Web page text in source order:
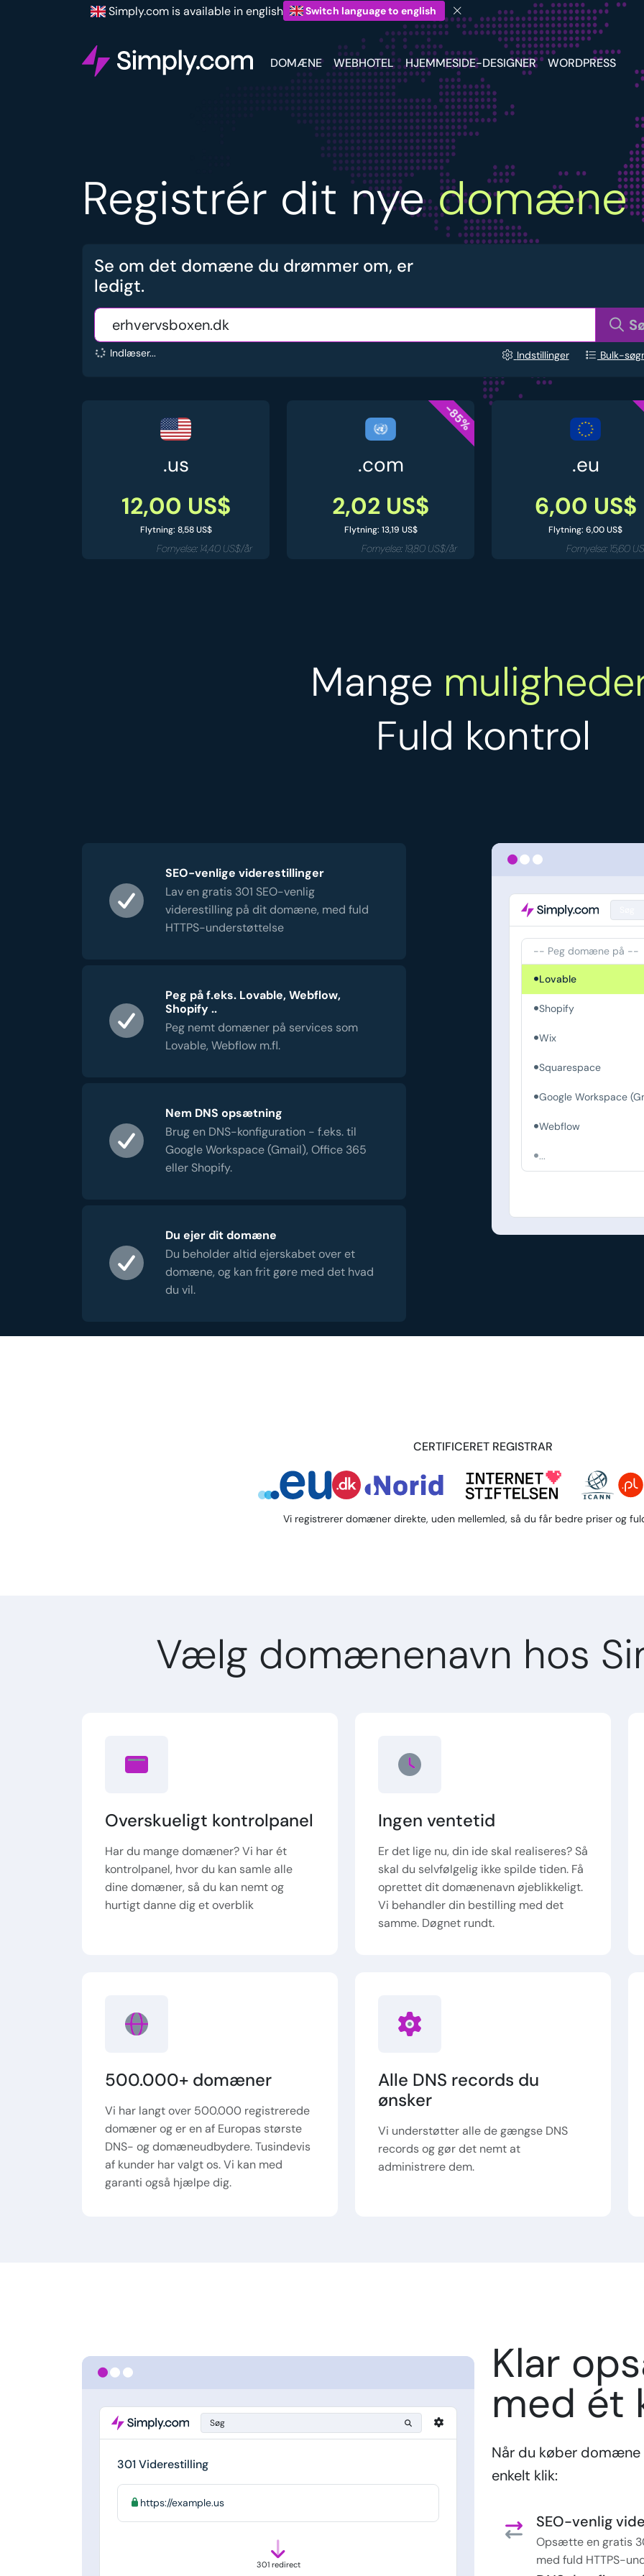
Simply.com is available in english Switch language to english
DOMÆNE WEBHOTEL HJEMMESIDE-DESIGNER WORDPRESS
Registrér dit nyedomæne
Se om det domæne du drømmer om, er
ledigt.
Indlæser... Indstillinger Bulk-
.us
12,00 US$
Flytning: 8,58 US$
Fornyelse: 14,40 US$/år
-85%
.com
2,02 US$
Flytning: 13,19 US$
Fornyelse: 19,80 US$/år
.eu
6,00 US$
Flytning: 6,00 US$
Fornyelse: 15,60
Mange
Fuld kontrol
SEO-venlige viderestillinger
Lav en gratis 301 SEO-venlig
viderestilling på dit domæne, med fuld
HTTPS-understøttelse
Peg på f.eks. Lovable, Webflow,
Shopify ..
Peg nemt domæner på services som
Lovable, Webflow m.fl.
Nem DNS opsætning
Brug en DNS-konfiguration - f.eks. til
Google Workspace (Gmail), Office 365
eller Shopify.
Du ejer dit domæne
Du beholder altid ejerskabet over et
domæne, og kan frit gøre med det hvad
du vil.
-- Peg domæne på --
Lovable
Shopify
Wix
Squarespace
Google Workspace
Webflow
...
CERTIFICERET REGISTRAR
Vi registrerer domæner direkte, uden mellemled, så du får bedre priser og
Vælg domænenavn hos
Overskueligt kontrolpanel
Har du mange domæner? Vi har ét
kontrolpanel, hvor du kan samle alle
dine domæner, så du kan nemt og
hurtigt danne dig et overblik
Ingen ventetid
Er det lige nu, din ide skal realiseres? Så
skal du selvfølgelig ikke spilde tiden. Få
oprettet dit domænenavn øjeblikkeligt.
Vi behandler din bestilling med det
samme. Døgnet rundt.
500.000+ domæner
Vi har langt over 500.000 registrerede
domæner og er en af Europas største
DNS- og domæneudbydere. Tusindevis
af kunder har valgt os. Vi kan med
garanti også hjælpe dig.
Alle DNS records du
ønsker
Vi understøtter alle de gængse DNS
records og gør det nemt at
administrere dem.
Søg
301 Viderestilling
https://example.us
301 redirect
Klar
med ét
Når du køber domæne
enkelt klik:
SEO-venlig
Opsætte en gratis
med fuld HTTPS-